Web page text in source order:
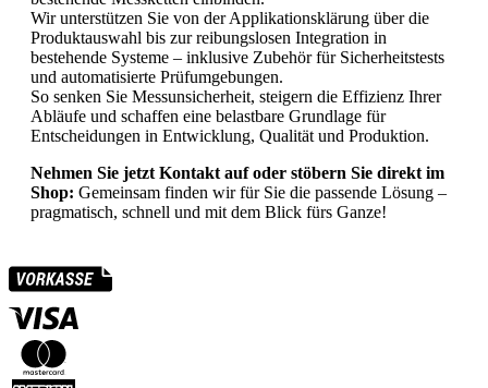
Wir unterstützen Sie von der Applikationsklärung über die
Produktauswahl bis zur reibungslosen Integration in
bestehende Systeme – inklusive Zubehör für Sicherheitstests
und automatisierte Prüfumgebungen.
So senken Sie Messunsicherheit, steigern die Effizienz Ihrer
Abläufe und schaffen eine belastbare Grundlage für
Entscheidungen in Entwicklung, Qualität und Produktion.
Nehmen Sie jetzt Kontakt auf oder stöbern Sie direkt im
Shop: Gemeinsam finden wir für Sie die passende Lösung –
pragmatisch, schnell und mit dem Blick fürs Ganze!